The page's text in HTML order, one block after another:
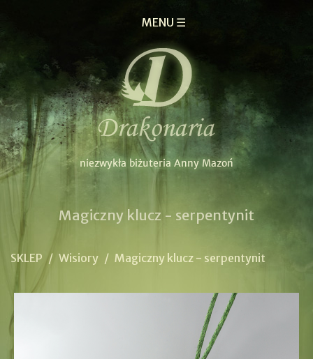
MENU ☰
Magiczny klucz - serpentynit
SKLEP / Wisiory / Magiczny klucz - serpentynit